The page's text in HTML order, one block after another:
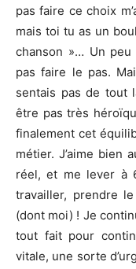
pas faire ce choix
mais toi tu as un
chanson »… Un
pas faire le pas.
sentais pas de tout
être pas très
finalement cet
métier. J’aime bien
réel, et me lever à
travailler, prendre
(dont moi) ! Je
tout fait pour
vitale, une sorte